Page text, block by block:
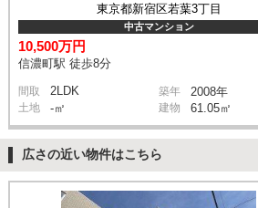
東京都新宿区若葉3丁目
中古マンション
10,500万円
信濃町駅 徒歩8分
間取 2LDK 築年 2008年
土地 -㎡ 建物 61.05㎡
広さの近い物件はこちら